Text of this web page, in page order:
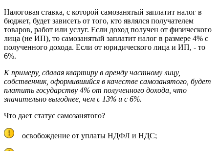
Налоговая ставка, с которой самозанятый заплатит налог в
бюджет, будет зависеть от того, кто являлся получателем
товаров, работ или услуг. Если доход получен от физического
лица (не ИП), то самозанятый заплатит налог в размере 4% с
полученного дохода. Если от юридического лица и ИП, - то
6%.
К примеру, сдавая квартиру в аренду частному лицу,
собственник, оформившийся в качестве самозанятого, будет
платить государству 4% от полученного дохода, что
значительно выгоднее, чем с 13% и с 6%.
Что дает статус самозанятого?
освобождение от уплаты НДФЛ и НДС;